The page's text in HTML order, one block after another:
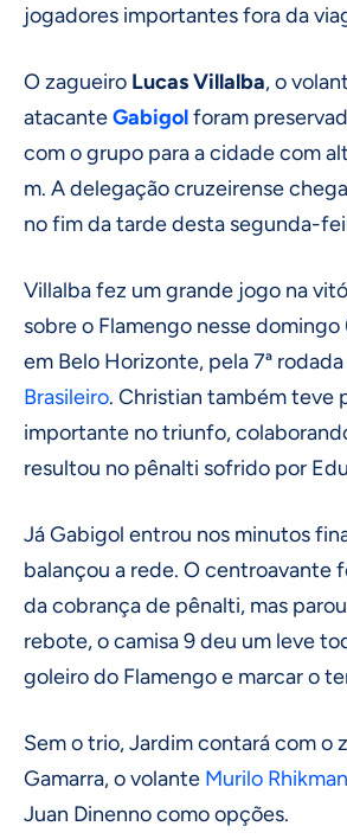
jogadores importantes fora da
O zagueiro Lucas Villalba, o
atacanteGabigolforam
com o grupo para a cidade com
m. A delegação cruzeirense
no fim da tarde desta segunda-
Villalba fez um grande jogo na
sobre o Flamengo nesse domingo
em Belo Horizonte, pela 7ª
Brasileiro. Christian também teve
importante no triunfo,
resultou no pênalti sofrido por
Já Gabigol entrou nos minutos
balançou a rede. O centroavante
da cobrança de pênalti, mas
rebote, o camisa 9 deu um leve
goleiro do Flamengo e marcar o
Sem o trio, Jardim contará com o
Gamarra, o volante Murilo Rhikman
Juan Dinenno como opções.